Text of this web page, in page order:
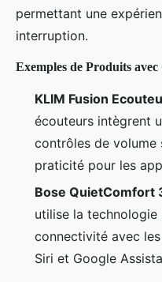
permettant une
interruption.
Exemples de Produits
KLIM Fusion
écouteurs intègrent
contrôles de
praticité pour les
Bose QuietComfort
utilise la technologie
connectivité avec
Siri et Google